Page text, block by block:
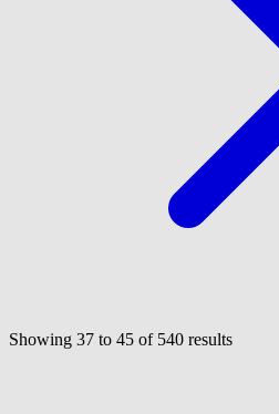
Showing 37 to 45 of 540 results